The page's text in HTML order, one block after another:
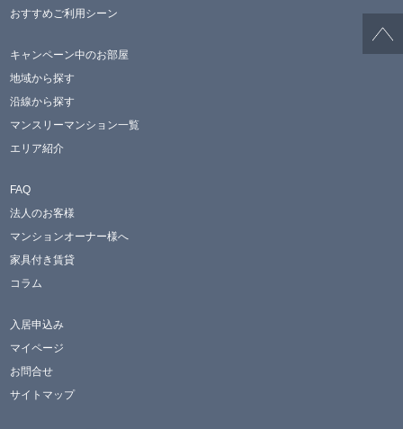
おすすめご利用シーン
キャンペーン中のお部屋
地域から探す
沿線から探す
マンスリーマンション一覧
エリア紹介
FAQ
法人のお客様
マンションオーナー様へ
家具付き賃貸
コラム
入居申込み
マイページ
お問合せ
サイトマップ